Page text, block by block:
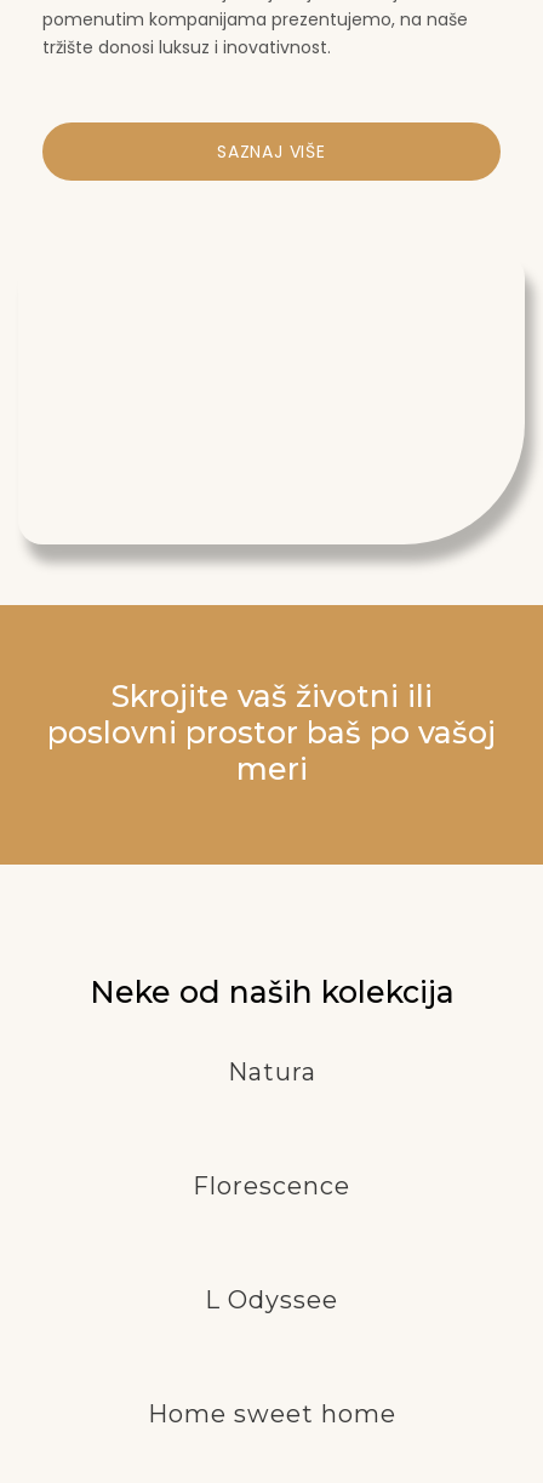
pomenutim kompanijama prezentujemo, na naše
tržište donosi luksuz i inovativnost.
SAZNAJ VIŠE
Skrojite vaš životni ili
poslovni prostor baš po vašoj
meri
Neke od naših kolekcija
Natura
Florescence
L Odyssee
Home sweet home